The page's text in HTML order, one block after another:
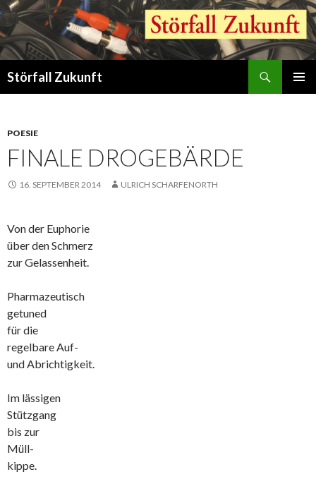
Störfall Zukunft
POESIE
FINALE DROGEBÄRDE
16. SEPTEMBER 2014 ULRICH SCHARFENORTH
Von der Euphorie
über den Schmerz
zur Gelassenheit.
Pharmazeutisch
getuned
für die
regelbare Auf-
und Abrichtigkeit.
Im lässigen
Stützgang
bis zur
Müll-
kippe.